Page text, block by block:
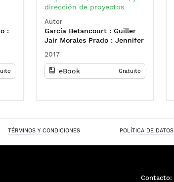
:
dirección de proyectos
Autor
García Betancourt : Guiller
Jair Morales Prado : Jennifer
Karen Yessenia Puerto
Ramírez : María José Moreno
Martínez : Miguel Enrique
2017
eBook Gratuito
TÉRMINOS Y CONDICIONES POLÍTICA DE DATOS
Contacto: